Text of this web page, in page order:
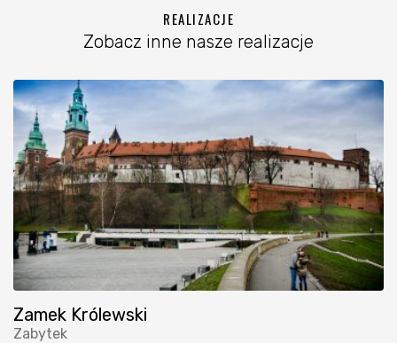
REALIZACJE
Zobacz inne nasze realizacje
Zamek Królewski
Zabytek